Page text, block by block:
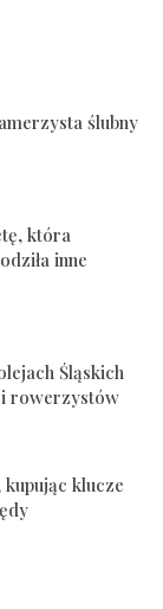
ślubny
która
inne
Śląskich
rowerzystów
klucze